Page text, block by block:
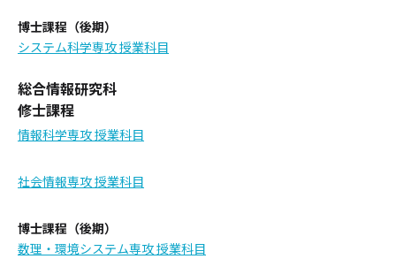
博士課程（後期）
システム科学専攻 授業科目
総合情報研究科
修士課程
情報科学専攻 授業科目
社会情報専攻 授業科目
博士課程（後期）
数理・環境システム専攻 授業科目